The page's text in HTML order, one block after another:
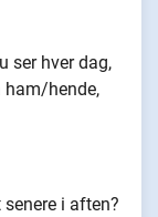
ser hver dag,
ham/hende,
i aften?